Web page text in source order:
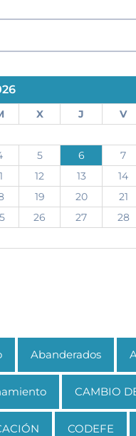
X J V
5 6 7
12 13 14
19 20 21
26 27 28
Abanderados
CAMBIO
CODEFE